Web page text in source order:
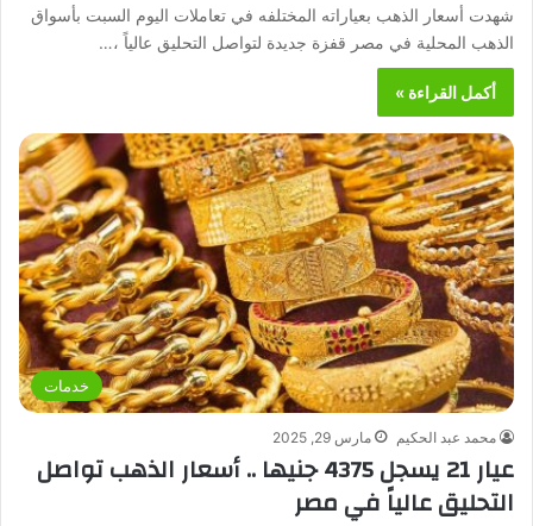
شهدت أسعار الذهب بعياراته المختلفه في تعاملات اليوم السبت بأسواق
الذهب المحلية في مصر قفزة جديدة لتواصل التحليق عالياً ،…
أكمل القراءة »
خدمات
محمد عبد الحكيم مارس 29, 2025
عيار 21 يسجل 4375 جنيها .. أسعار الذهب تواصل
التحليق عالياً في مصر